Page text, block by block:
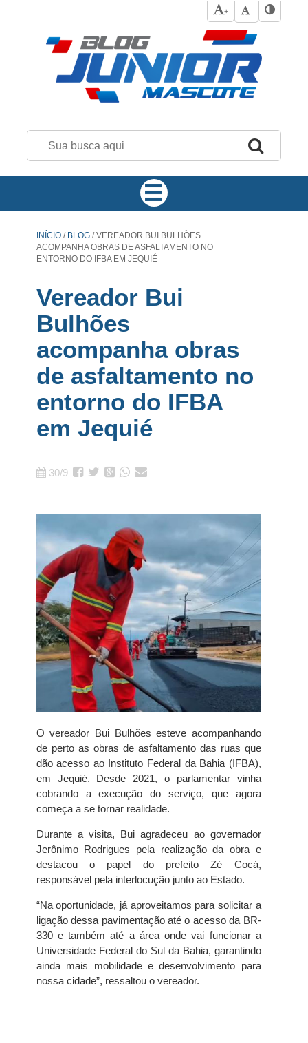
+ -
INÍCIO / BLOG /VEREADOR BUI BULHÕES
ACOMPANHA OBRAS DE ASFALTAMENTO NO
ENTORNO DO IFBA EM JEQUIÉ
Vereador Bui
Bulhões
acompanha obras
de asfaltamento no
entorno do IFBA
em Jequié
30/9
O vereador Bui Bulhões esteve acompanhando
de perto as obras de asfaltamento das ruas que
dão acesso ao Instituto Federal da Bahia (IFBA),
em Jequié. Desde 2021, o parlamentar vinha
cobrando a execução do serviço, que agora
começa a se tornar realidade.
Durante a visita, Bui agradeceu ao governador
Jerônimo Rodrigues pela realização da obra e
destacou o papel do prefeito Zé Cocá,
responsável pela interlocução junto ao Estado.
“Na oportunidade, já aproveitamos para solicitar a
ligação dessa pavimentação até o acesso da BR-
330 e também até a área onde vai funcionar a
Universidade Federal do Sul da Bahia, garantindo
ainda mais mobilidade e desenvolvimento para
nossa cidade”, ressaltou o vereador.